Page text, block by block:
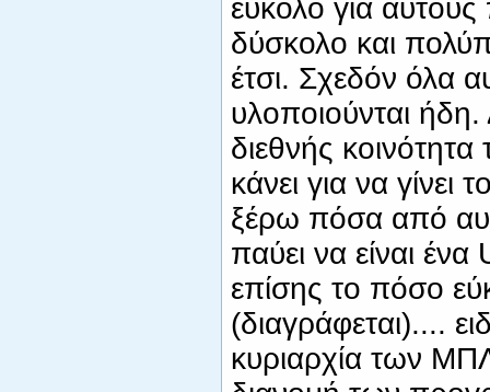
εύκολο για
δύσκολο και
έτσι. Σχεδόν όλα
υλοποιούνται
διεθνής
κάνει για να
ξέρω πόσα από
παύει να είναι
επίσης το πόσο
(διαγράφεται)....
κυριαρχία των